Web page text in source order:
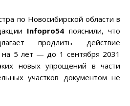
по Новосибирской области в
Infopro54 пояснили, что
продлить действие
на 5 лет — до 1 сентября 2031
новых упрощений в части
участков документом не